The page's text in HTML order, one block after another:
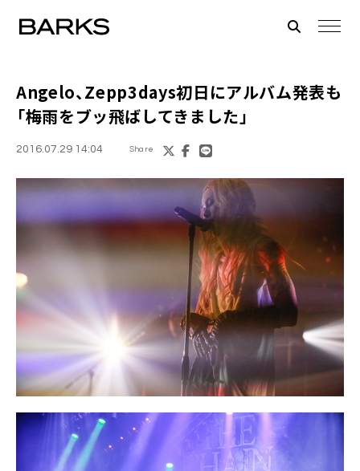
Angelo、Zepp3days初日にアルバム発表も
「梅雨をブッ飛ばしてきました」
2016.07.29 14:04 Share